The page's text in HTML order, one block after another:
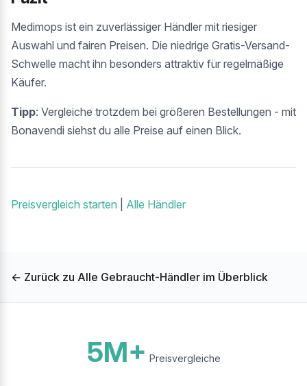
Medimops ist ein zuverlässiger Händler mit riesiger
Auswahl und fairen Preisen. Die niedrige Gratis-Versand-
Schwelle macht ihn besonders attraktiv für regelmäßige
Käufer.
Tipp: Vergleiche trotzdem bei größeren Bestellungen - mit
Bonavendi siehst du alle Preise auf einen Blick.
Preisvergleich starten Alle Händler
← Zurück zu Alle Gebraucht-Händler im Überblick
5M+ Preisvergleiche